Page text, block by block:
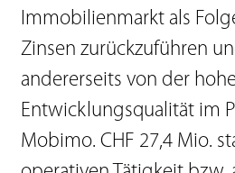
Immobilienmarkt als
Zinsen zurückzuführen
andererseits von der
Entwicklungsqualität im
Mobimo. CHF 27,4 Mio.